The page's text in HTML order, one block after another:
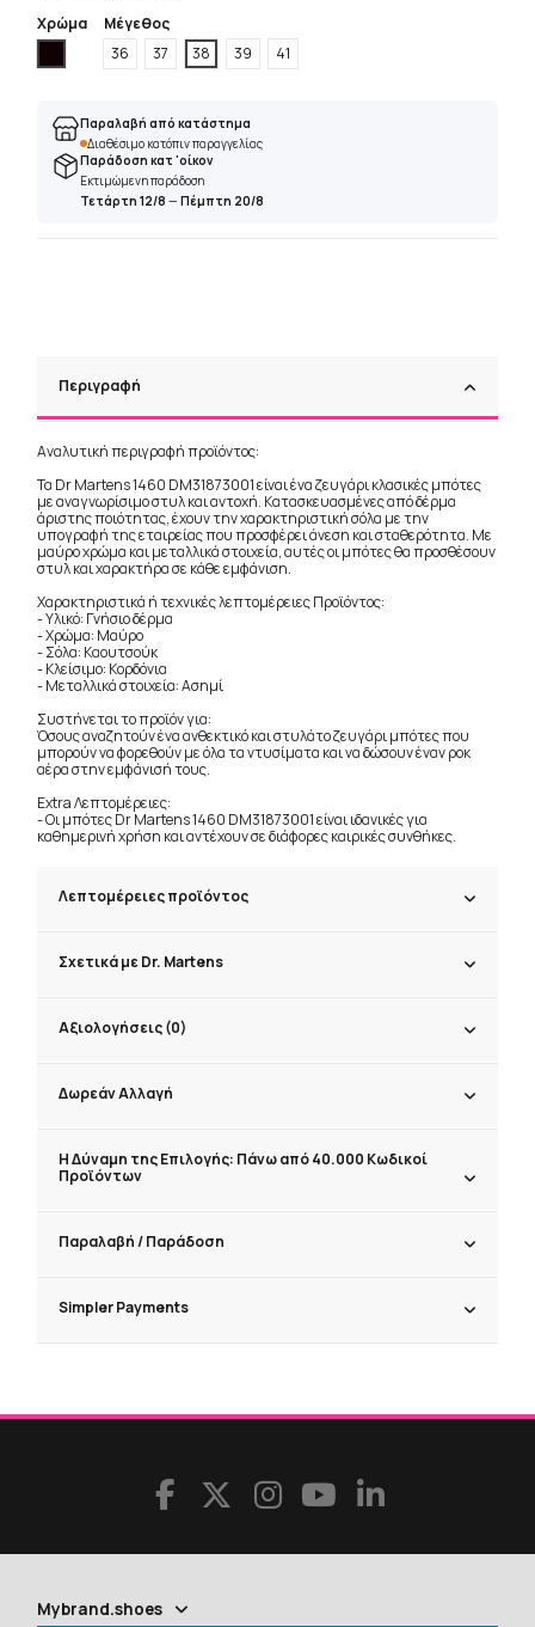
Χρώμα
Μέγεθος
36
37 38 39 41
Παραλαβή από κατάστημα
Διαθέσιμο κατόπιν παραγγελίας
Παράδοση κατ 'οίκον
Εκτιμώμενη παράδοση
Τετάρτη 12/8 —Πέμπτη 20/8
Περιγραφή
Αναλυτική περιγραφή προϊόντος:
Τα Dr Martens 1460 DM31873001 είναι ένα ζευγάρι κλασικές μπότες
με αναγνωρίσιμο στυλ και αντοχή. Κατασκευασμένες από δέρμα
άριστης ποιότητας, έχουν την χαρακτηριστική σόλα με την
υπογραφή της εταιρείας που προσφέρει άνεση και σταθερότητα. Με
μαύρο χρώμα και μεταλλικά στοιχεία, αυτές οι μπότες θα προσθέσουν
στυλ και χαρακτήρα σε κάθε εμφάνιση.
Χαρακτηριστικά ή τεχνικές λεπτομέρειες Προϊόντος:
- Υλικό: Γνήσιο δέρμα
- Χρώμα: Μαύρο
- Σόλα: Καουτσούκ
- Κλείσιμο: Κορδόνια
- Μεταλλικά στοιχεία: Ασημί
Συστήνεται το προϊόν για:
Όσους αναζητούν ένα ανθεκτικό και στυλάτο ζευγάρι μπότες που
μπορούν να φορεθούν με όλα τα ντυσίματα και να δώσουν έναν ροκ
αέρα στην εμφάνισή τους.
Extra Λεπτομέρειες:
- Οι μπότες Dr Martens 1460 DM31873001 είναι ιδανικές για
καθημερινή χρήση και αντέχουν σε διάφορες καιρικές συνθήκες.
Λεπτομέρειες προϊόντος
Σχετικά με Dr. Martens
Αξιολογήσεις (0)
Δωρεάν Αλλαγή
Η Δύναμη της Επιλογής: Πάνω από 40.000 Κωδικοί
Προϊόντων
Παραλαβή / Παράδoση
Simpler Payments
Mybrand.shoes